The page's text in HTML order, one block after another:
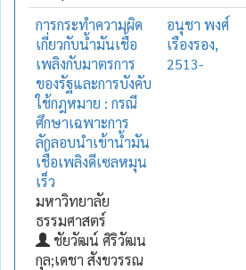
การกระทำความผิด
เกี่ยวกับน้ำมันเชื้อ
เพลิงกับมาตรการ
ของรัฐและการบังคับ
ใช้กฎหมาย : กรณี
ศึกษาเฉพาะการ
ลักลอบนำเข้าน้ำมัน
เชื้อเพลิงดีเซลหมุน
เร็ว
มหาวิทยาลัย
ธรรมศาสตร์
ชัยวัฒน์ ศิริวัฒน
กุล;เดชา สังขวรรณ
อนุชา พงศ์
เรืองรอง,
2513-